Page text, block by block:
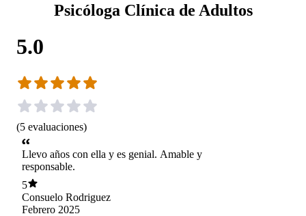
Psicóloga Clínica de Adultos
5.0
(5 evaluaciones)
Llevo años con ella y es genial. Amable y
responsable.
5
Consuelo Rodriguez
Febrero 2025